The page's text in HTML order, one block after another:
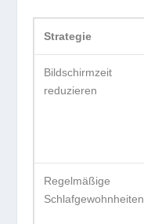
Strategie
Bildschirmzeit
reduzieren
Regelmäßige
Schlafgewohnheiten